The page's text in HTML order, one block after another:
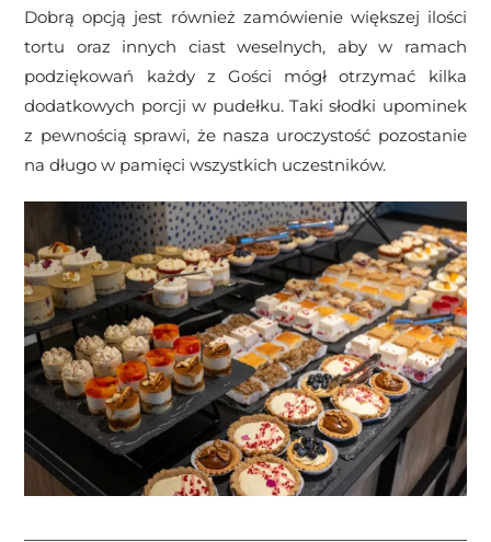
Dobrą opcją jest również zamówienie większej ilości
tortu oraz innych ciast weselnych, aby w ramach
podziękowań każdy z Gości mógł otrzymać kilka
dodatkowych porcji w pudełku. Taki słodki upominek
z pewnością sprawi, że nasza uroczystość pozostanie
na długo w pamięci wszystkich uczestników.